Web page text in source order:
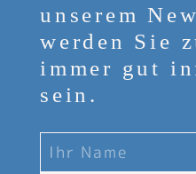
unserem
werden Sie
immer gut
sein.